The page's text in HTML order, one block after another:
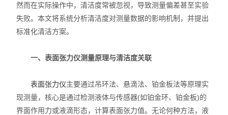
位移及其控制系统
光谱色谱分析仪器
TOF相机（Time of Flight）
然而在实际操作中，清洁度常被忽视，导致测量偏差甚至实验
失败。本文将系统分析清洁度对测量数据的影响机制，并提出
标准化清洁方案。
一、表面张力仪测量原理与清洁度关联
表面张力仪主要通过吊环法、悬滴法、铂金板法等原理实
现测量，核心是通过检测液体与传感器(如铂金环、铂金板)的
界面作用力或液滴形态，计算表面张力值。无论何种方法，液